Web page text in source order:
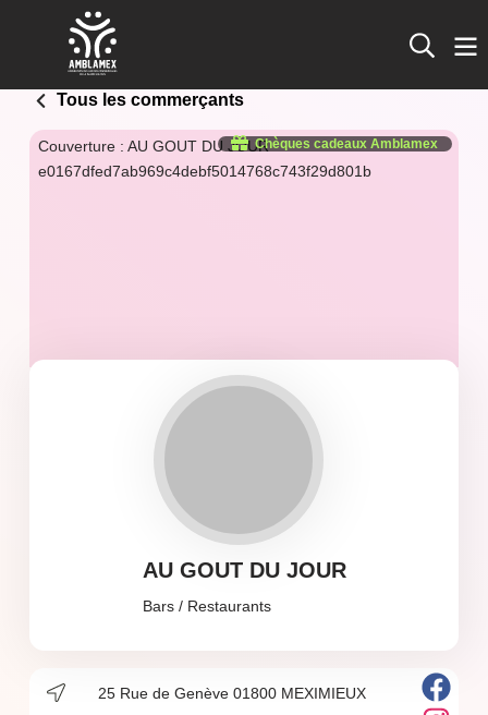
Tous les commerçants
Chèques cadeaux Amblamex
Couverture : AU GOUT DU JOUR
e0167dfed7ab969c4debf5014768c743f29d801b
AU GOUT DU JOUR
Bars / Restaurants
25 Rue de Genève 01800 MEXIMIEUX